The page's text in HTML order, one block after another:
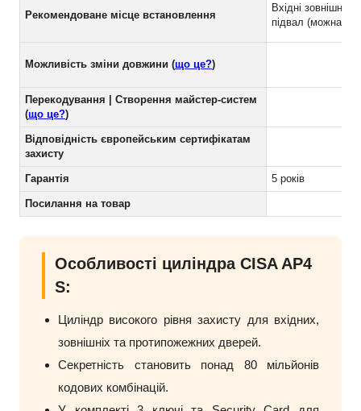
Рекомендоване місце встановлення
Вхідні зовнішні,
підвал (можна на
Можливість зміни довжини (що це?)
Перекодування | Створення майстер-систем
(що це?)
Відповідність європейським сертифікатам
захисту
Гарантія 5 років
Посилання на товар
Особливості циліндра CISA AP4
S:
Циліндр високого рівня захисту для вхідних,
зовнішніх та протипожежних дверей.
Секретність становить понад 80 мільйонів
кодових комбінацій.